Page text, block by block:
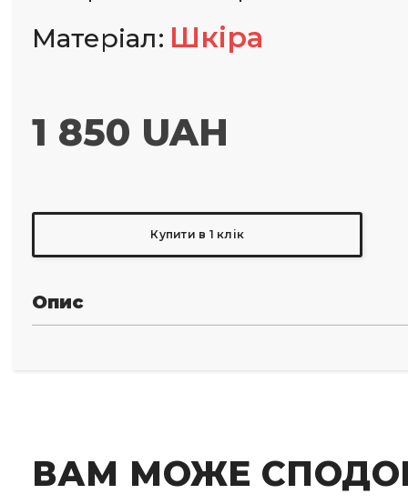
Матеріал Шкіра
1 850 UAH
Купити в 1 клік
Опис
ВАМ МОЖЕ